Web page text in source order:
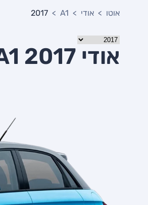
אוטו אודי A1
2017
אודי A1 2017 יד שניה